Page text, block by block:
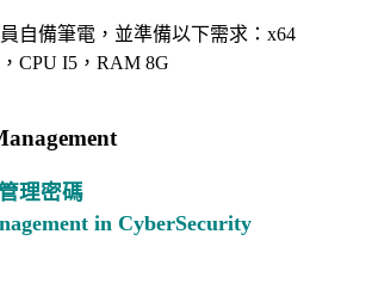
自備筆電，並準備以下需求：x64
CPU I5，RAM 8G
理密碼
in CyberSecurity